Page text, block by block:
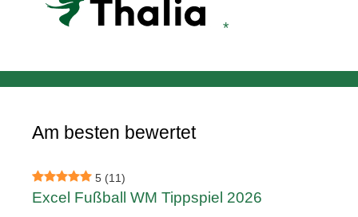
Am besten bewertet
5 (11)
Excel Fußball WM Tippspiel 2026